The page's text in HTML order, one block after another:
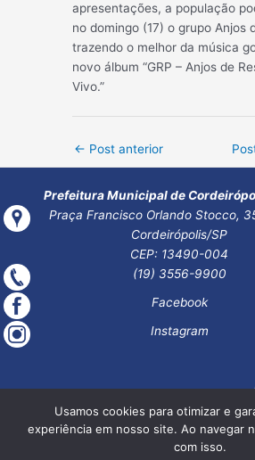
apresentações, a população
no domingo (17) o grupo Anjos
trazendo o melhor da música
novo álbum “GRP – Anjos de
Vivo.”
Post
← Post anterior
Prefeitura Municipal de
Praça Francisco Orlando Stocco,
Cordeirópolis/SP
CEP: 13490-004
(19) 3556-9900
Facebook
Instagram
Usamos cookies para otimizar e
experiência em nosso site. Ao navegar
com isso.